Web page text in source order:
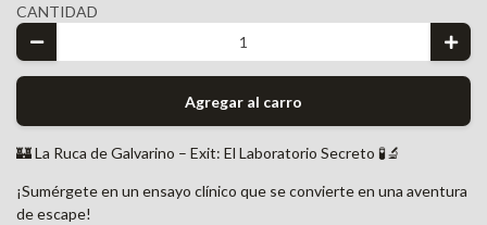
CANTIDAD
Agregar al carro
🏰 La Ruca de Galvarino – Exit: El Laboratorio Secreto 🧪🔬
¡Sumérgete en un ensayo clínico que se convierte en una aventura
de escape!